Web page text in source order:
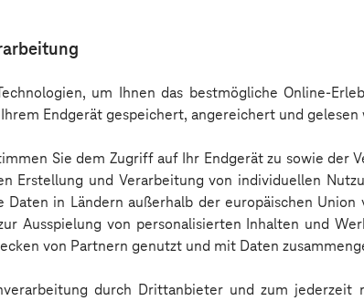
um Ihnen das bestmögliche Online-
Endgerät gespeichert, angereichert und gelesen
Sie dem Zugriff auf Ihr Endgerät zu sowie der
Erstellung und Verarbeitung von individuellen
in Ländern außerhalb der europäischen
Ausspielung von personalisierten Inhalten und
von Partnern genutzt und mit Daten
durch Drittanbieter und zum jederzeit
reifencom
Business GPT